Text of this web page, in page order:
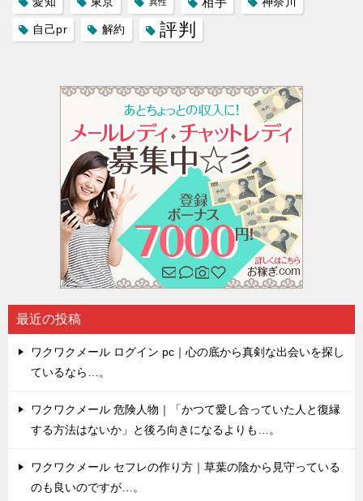
自己pr 解約 評判
最近の投稿
ワクワクメール ログイン pc｜心の底から真剣な出会いを探し
ているなら…。
ワクワクメール 危険人物｜「かつて愛し合っていた人と復縁
する方法はないか」と後ろ向きになるよりも…。
ワクワクメール セフレの作り方｜草葉の陰から見守っている
のも良いのですが…。